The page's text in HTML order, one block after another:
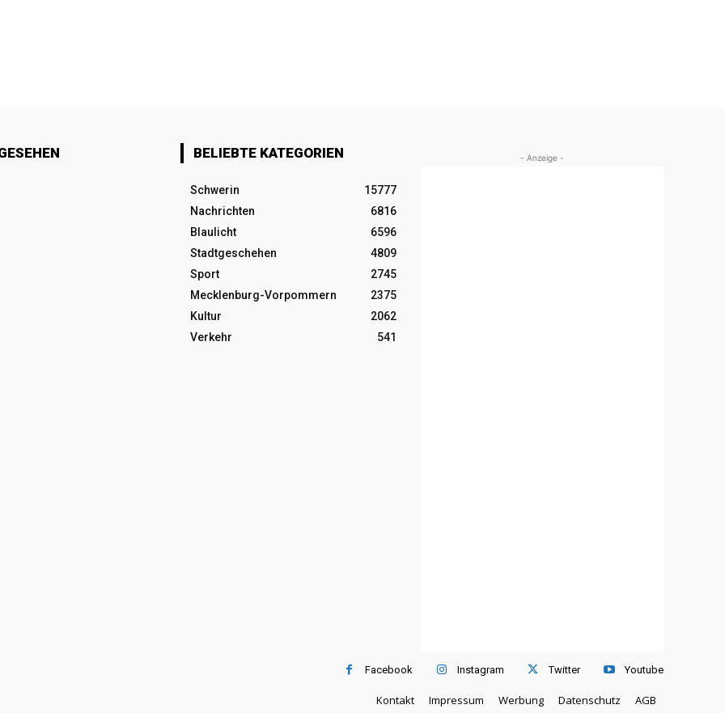
BELIEBTE KATEGORIEN
Schwerin
15777
Nachrichten
6816
Blaulicht
6596
Stadtgeschehen
4809
Sport
2745
Mecklenburg-Vorpommern
2375
Kultur
2062
Verkehr
541
- Anzeige -
Facebook Instagram Twitter Youtube
Kontakt Impressum Werbung Datenschutz AGB